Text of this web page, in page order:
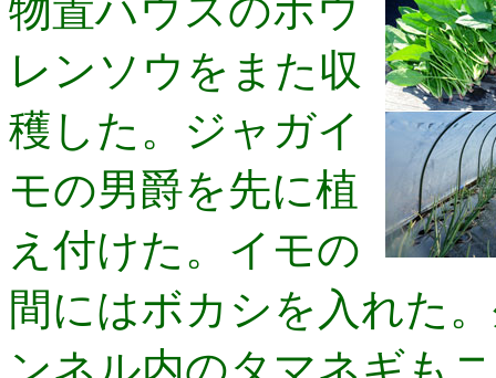
物置ハウスのホウ
レンソウをまた収
穫した。ジャガイ
モの男爵を先に植
え付けた。イモの
間にはボカシを入れた